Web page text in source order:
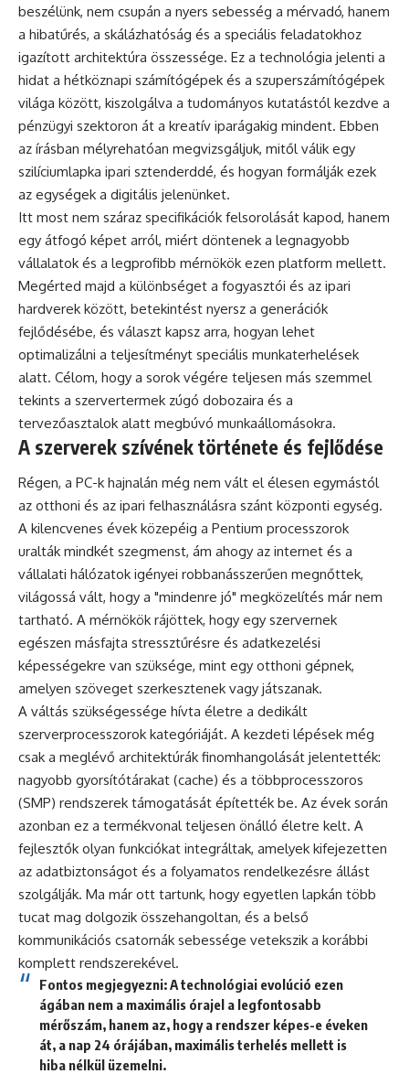
beszélünk, nem csupán a nyers sebesség a mérvadó, hanem
a hibatűrés, a skálázhatóság és a speciális feladatokhoz
igazított architektúra összessége. Ez a technológia jelenti a
hidat a hétköznapi számítógépek és a szuperszámítógépek
világa között, kiszolgálva a tudományos kutatástól kezdve a
pénzügyi szektoron át a kreatív iparágakig mindent. Ebben
az írásban mélyrehatóan megvizsgáljuk, mitől válik egy
szilíciumlapka ipari sztenderddé, és hogyan formálják ezek
az egységek a digitális jelenünket.
Itt most nem száraz specifikációk felsorolását kapod, hanem
egy átfogó képet arról, miért döntenek a legnagyobb
vállalatok és a legprofibb mérnökök ezen platform mellett.
Megérted majd a különbséget a fogyasztói és az ipari
hardverek között, betekintést nyersz a generációk
fejlődésébe, és választ kapsz arra, hogyan lehet
optimalizálni a teljesítményt speciális munkaterhelések
alatt. Célom, hogy a sorok végére teljesen más szemmel
tekints a szervertermek zúgó dobozaira és a
tervezőasztalok alatt megbúvó munkaállomásokra.
A szerverek szívének története és fejlődése
Régen, a PC-k hajnalán még nem vált el élesen egymástól
az otthoni és az ipari felhasználásra szánt központi egység.
A kilencvenes évek közepéig a Pentium processzorok
uralták mindkét szegmenst, ám ahogy az internet és a
vállalati hálózatok igényei robbanásszerűen megnőttek,
világossá vált, hogy a "mindenre jó" megközelítés már nem
tartható. A mérnökök rájöttek, hogy egy szervernek
egészen másfajta stressztűrésre és adatkezelési
képességekre van szüksége, mint egy otthoni gépnek,
amelyen szöveget szerkesztenek vagy játszanak.
A váltás szükségessége hívta életre a dedikált
szerverprocesszorok kategóriáját. A kezdeti lépések még
csak a meglévő architektúrák finomhangolását jelentették:
nagyobb gyorsítótárakat (cache) és a többprocesszoros
(SMP) rendszerek támogatását építették be. Az évek során
azonban ez a termékvonal teljesen önálló életre kelt. A
fejlesztők olyan funkciókat integráltak, amelyek kifejezetten
az adatbiztonságot és a folyamatos rendelkezésre állást
szolgálják. Ma már ott tartunk, hogy egyetlen lapkán több
tucat mag dolgozik összehangoltan, és a belső
kommunikációs csatornák sebessége vetekszik a korábbi
komplett rendszerekével.
Fontos megjegyezni: A technológiai evolúció ezen
ágában nem a maximális órajel a legfontosabb
mérőszám, hanem az, hogy a rendszer képes-e éveken
át, a nap 24 órájában, maximális terhelés mellett is
hiba nélkül üzemelni.